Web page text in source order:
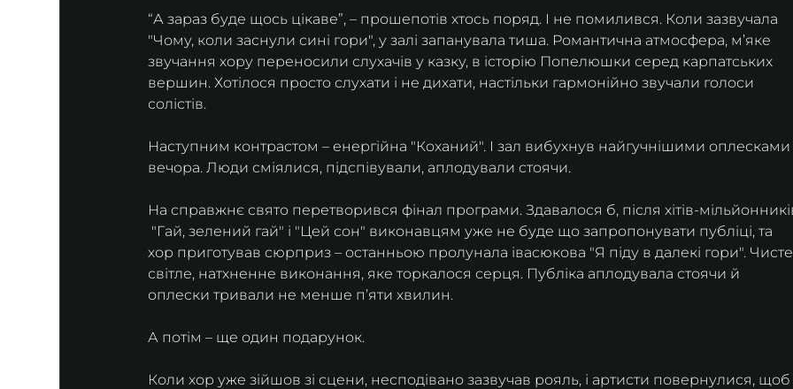
“А зараз буде щось цікаве”, – прошепотів хтось поряд. І не помилився. Коли зазвучала
"Чому, коли заснули сині гори", у залі запанувала тиша. Романтична атмосфера, м’яке
звучання хору переносили слухачів у казку, в історію Попелюшки серед карпатських
вершин. Хотілося просто слухати і не дихати, настільки гармонійно звучали голоси
солістів.
Наступним контрастом – енергійна "Коханий". І зал вибухнув найгучнішими оплесками
вечора. Люди сміялися, підспівували, аплодували стоячи.
На справжнє свято перетворився фінал програми. Здавалося б, після хітів-
"Гай, зелений гай" і "Цей сон" виконавцям уже не буде що запропонувати публіці, та
хор приготував сюрприз – останньою пролунала івасюкова "Я піду в далекі гори".
світле, натхненне виконання, яке торкалося серця. Публіка аплодувала стоячи й
оплески тривали не менше п’яти хвилин.
А потім – ще один подарунок.
Коли хор уже зійшов зі сцени, несподівано зазвучав рояль, і артисти повернулися, щоб